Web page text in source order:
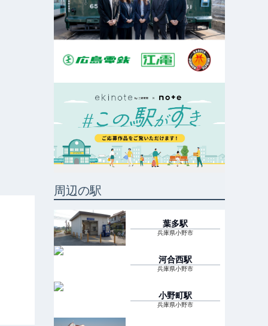
周辺の駅
葉多駅
兵庫県小野市
河合西駅
兵庫県小野市
小野町駅
兵庫県小野市